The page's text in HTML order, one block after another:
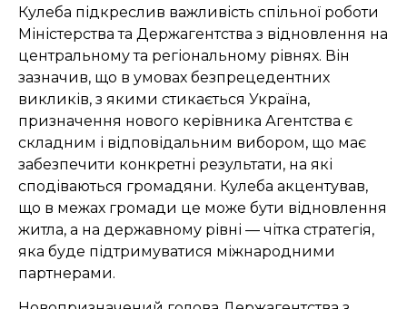
Кулеба підкреслив важливість спільної роботи
Міністерства та Держагентства з відновлення на
центральному та регіональному рівнях. Він
зазначив, що в умовах безпрецедентних
викликів, з якими стикається Україна,
призначення нового керівника Агентства є
складним і відповідальним вибором, що має
забезпечити конкретні результати, на які
сподіваються громадяни. Кулеба акцентував,
що в межах громади це може бути відновлення
житла, а на державному рівні — чітка стратегія,
яка буде підтримуватися міжнародними
партнерами.